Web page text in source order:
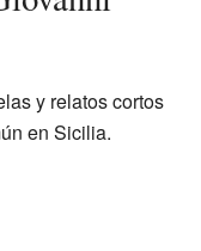
y relatos cortos
en Sicilia.